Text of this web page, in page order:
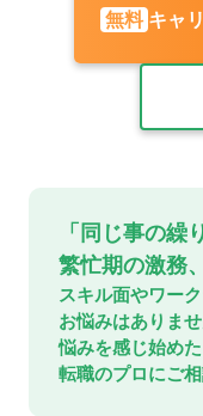
無料 キャ
「同じ事の繰
繁忙期の激務
スキル面やワー
お悩みはありま
悩みを感じ始めた
転職のプロにご相